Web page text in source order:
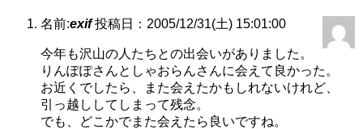
名前:exif 投稿日：2005/12/31(土) 15:01:00
今年も沢山の人たちとの出会いがありました。
りんぽぽさんとしゃおらんさんに会えて良かった。
お近くでしたら、また会えたかもしれないけれど、
引っ越ししてしまって残念。
でも、どこかでまた会えたら良いですね。